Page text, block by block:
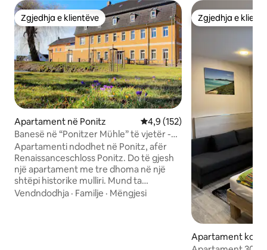
Zgjedhja e klientëve
Zgjedhja e klientëve
Apartament në Ponitz Vlerësimi mesatar 4,9 nga 5,
4,9 (152)
Banesë në “Ponitzer Mühle” të vjetër -
mulli
Apartamenti ndodhet në Ponitz, afër
Renaissanceschloss Ponitz. Do të gjesh
një apartament me tre dhoma në një
shtëpi historike mulliri. Mund ta
përdorësh për 2, 3 ose 4 persona. Në
Vendndodhja · Familje · Mëngjesi
Zgjedhja e
Zgjedhja e
Apartament